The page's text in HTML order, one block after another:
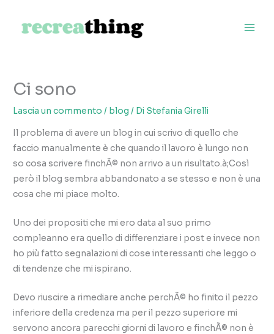
Ci sono
Lascia un commento / blog / Di Stefania Girelli
Il problema di avere un blog in cui scrivo di quello che
faccio manualmente è che quando il lavoro è lungo non
so cosa scrivere finchÃ© non arrivo a un risultato.à;Così
però il blog sembra abbandonato a se stesso e non è una
cosa che mi piace molto.
Uno dei propositi che mi ero data al suo primo
compleanno era quello di differenziare i post e invece non
ho più fatto segnalazioni di cose interessanti che leggo o
di tendenze che mi ispirano.
Devo riuscire a rimediare anche perchÃ© ho finito il pezzo
inferiore della credenza ma per il pezzo superiore mi
servono ancora parecchi giorni di lavoro e finchÃ© non è